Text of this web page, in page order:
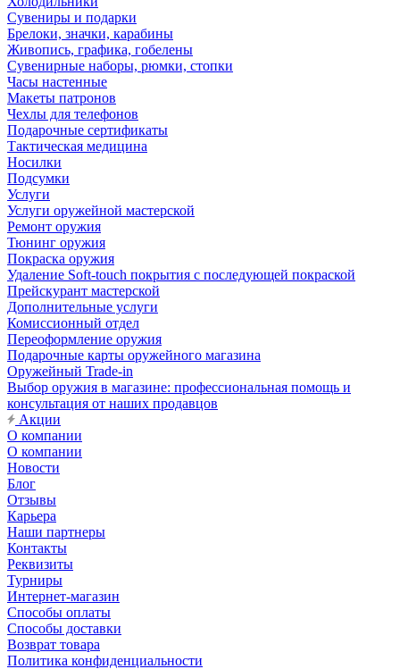
Сувениры и подарки
Брелоки, значки, карабины
Живопись, графика, гобелены
Сувенирные наборы, рюмки, стопки
Часы настенные
Макеты патронов
Чехлы для телефонов
Подарочные сертификаты
Тактическая медицина
Носилки
Подсумки
Услуги
Услуги оружейной мастерской
Ремонт оружия
Тюнинг оружия
Покраска оружия
Удаление Soft-touch покрытия с последующей покраской
Прейскурант мастерской
Дополнительные услуги
Комиссионный отдел
Переоформление оружия
Подарочные карты оружейного магазина
Оружейный Trade-in
Выбор оружия в магазине: профессиональная помощь и
консультация от наших продавцов
Акции
О компании
О компании
Новости
Блог
Отзывы
Карьера
Наши партнеры
Контакты
Реквизиты
Турниры
Интернет-магазин
Способы оплаты
Способы доставки
Возврат товара
Политика конфиденциальности